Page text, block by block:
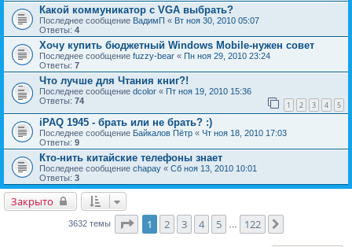
Какой коммуникатор с VGA выбрать?
Последнее сообщение ВадимП « Вт ноя 30, 2010 05:07
Ответы: 4
Хочу купить бюджетный Windows Mobile-нужен совет
Последнее сообщение fuzzy-bear « Пн ноя 29, 2010 23:24
Ответы: 7
Что лучше для Чтания книг?!
Последнее сообщение dcolor « Пт ноя 19, 2010 15:36
Ответы: 74 1 2 3 4 5
iPAQ 1945 - брать или не брать? :)
Последнее сообщение Байкалов Пётр « Чт ноя 18, 2010 17:03
Ответы: 9
Кто-нить китайские телефоны знает
Последнее сообщение chapay « Сб ноя 13, 2010 10:01
Ответы: 3
Закрыто
3632 темы Страница1 из 122
1 2 3 4 5 122